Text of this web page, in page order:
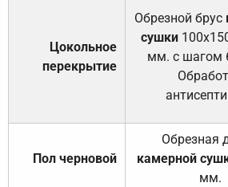
Цокольное
перекрытие
Обрезной брус
сушки
мм. с шагом
Пол черновой
Обрезная
камерной
мм.